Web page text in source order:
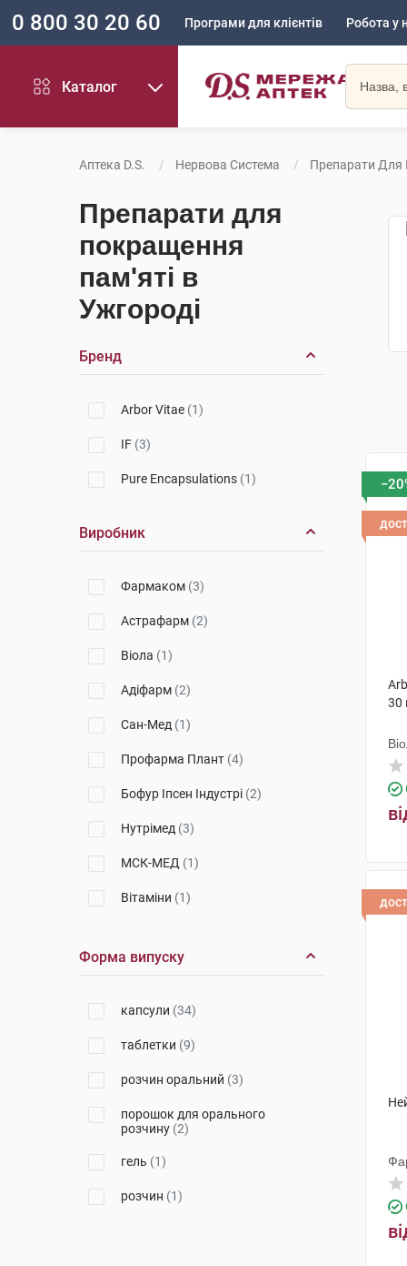
0 800 30 20 60 Програми для клієнтів Робота у
Каталог
Аптека D.S. Нервова Система Препарати Для
Препарати для
покращення
пам'яті в
Ужгороді
Бренд
Arbor Vitae (1)
IF (3)
Pure Encapsulations (1)
Виробник
Фармаком (3)
Астрафарм (2)
Віола (1)
Адіфарм (2)
Cан-Мед (1)
Профарма Плант (4)
Бофур Іпсен Індустрі (2)
Нутрімед (3)
МСК-МЕД (1)
Вітаміни (1)
Валартін Фарма
Натур Продукт Фарма
Форма випуску
капсули (34)
таблетки (9)
розчин оральний (3)
порошок для орального
розчину (2)
гель (1)
розчин (1)
30